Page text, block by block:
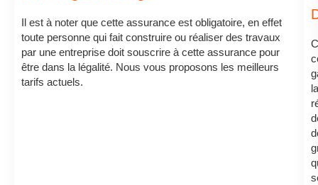
Il est à noter que cette assurance est obligatoire, en effet
toute personne qui fait construire ou réaliser des travaux
par une entreprise doit souscrire à cette assurance pour
être dans la légalité. Nous vous proposons les meilleurs
tarifs actuels.
la